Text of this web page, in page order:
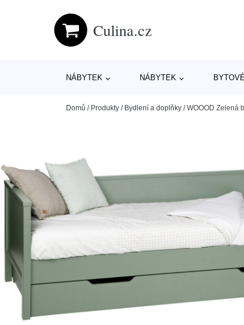
Culina.cz
NÁBYTEK NÁBYTEK
Domů / Produkty / Bydlení a doplňky /WOOOD Zelená